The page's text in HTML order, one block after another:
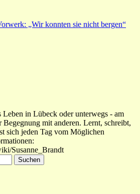
„Wir konnten sie nicht bergen“
Leben in Lübeck oder unterwegs - am
mit anderen. Lernt, schreibt,
sich jeden Tag vom Möglichen
Susanne_Brandt